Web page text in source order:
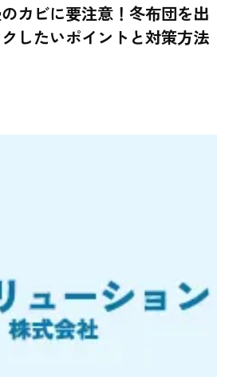
カビに要注意！冬布団を出
したいポイントと対策方法